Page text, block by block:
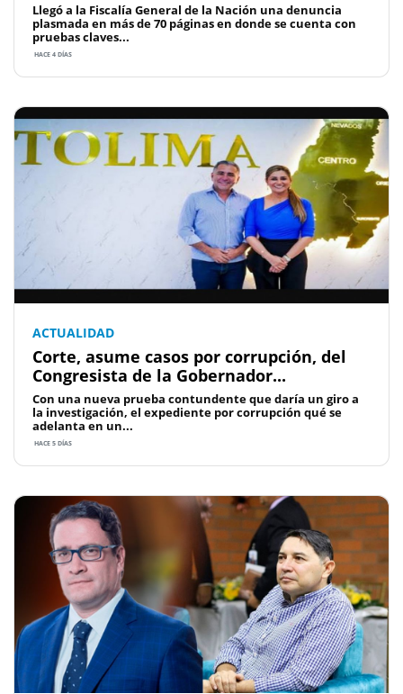
Llegó a la Fiscalía General de la Nación una denuncia
plasmada en más de 70 páginas en donde se cuenta con
pruebas claves...
HACE 4 DÍAS
ACTUALIDAD
Corte, asume casos por corrupción, del
Congresista de la Gobernador...
Con una nueva prueba contundente que daría un giro a
la investigación, el expediente por corrupción qué se
adelanta en un...
HACE 5 DÍAS